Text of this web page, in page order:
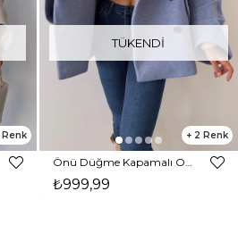
TÜKENDI
2
Önü Düğme Kapamalı Oversize Rosana Kadın Mavi Kaban 23K000190
₺999,99